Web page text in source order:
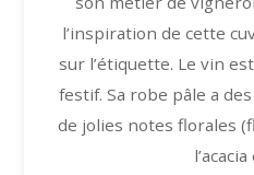
l’inspiration de cette
sur l’étiquette. Le vin
festif. Sa robe pâle a
de jolies notes florales